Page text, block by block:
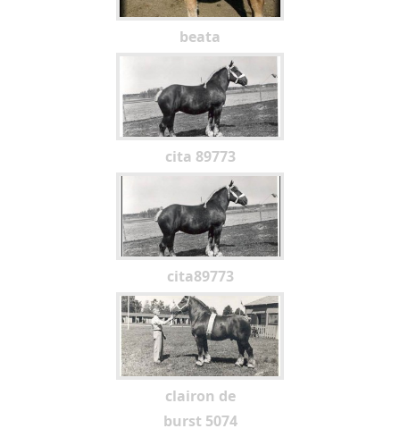
beata
cita 89773
cita89773
clairon de
burst 5074